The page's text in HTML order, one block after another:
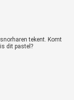
tekent. Komt
dit pastel?